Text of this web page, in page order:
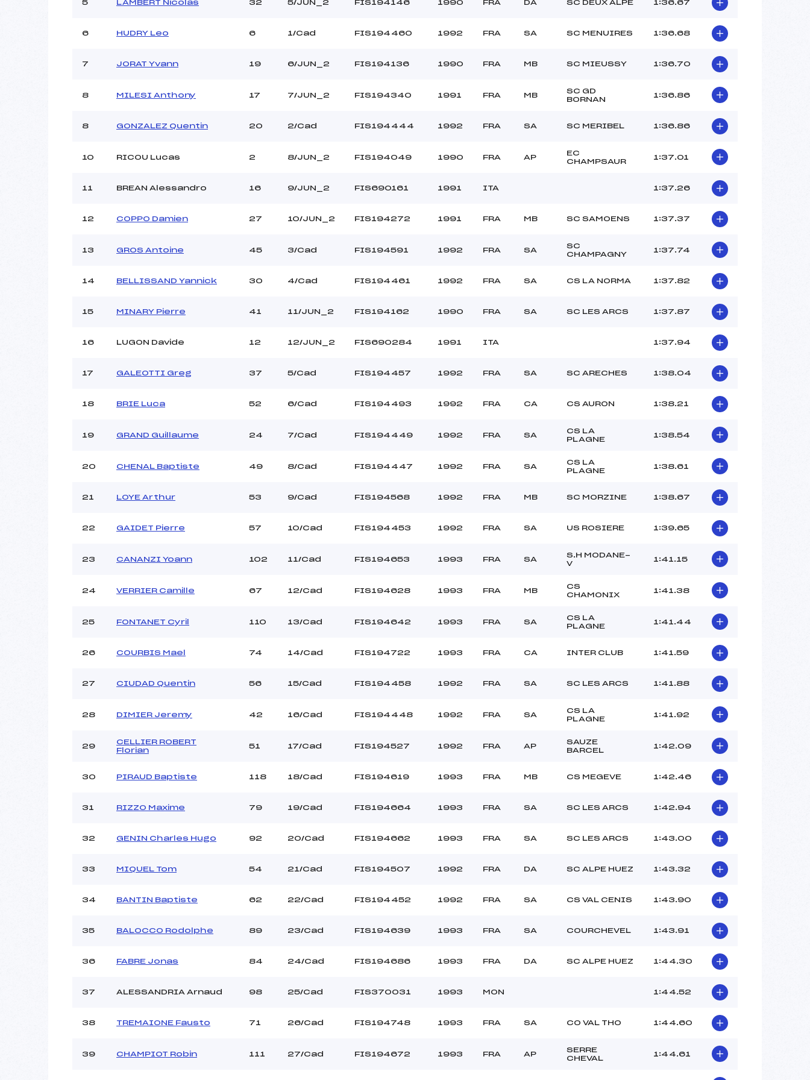
PELLEGRIN ELISE (FRA)
Température arrivée :
Catégorie :
Cad+Jun
5 LAMBERT Nicolas 32 5/JUN_2 FIS194146 1990 FRA DA SC DEUX ALPE 1:36.67
6 HUDRY Leo 6 1/Cad FIS194460 1992 FRA SA SC MENUIRES 1:36.68
7 JORAT Yvann 19 6/JUN_2 FIS194136 1990 FRA MB SC MIEUSSY 1:36.70
8 MILESI Anthony 17 7/JUN_2 FIS194340 1991 FRA MB
SC GD
BORNAN
1:36.86
8 GONZALEZ Quentin 20 2/Cad FIS194444 1992 FRA SA SC MERIBEL 1:36.86
10 RICOU Lucas 2 8/JUN_2 FIS194049 1990 FRA AP
EC
CHAMPSAUR
1:37.01
11 BREAN Alessandro 16 9/JUN_2 FIS690161 1991 ITA 1:37.26
12 COPPO Damien 27 10/JUN_2 FIS194272 1991 FRA MB SC SAMOENS 1:37.37
13 GROS Antoine 45 3/Cad FIS194591 1992 FRA SA
SC
CHAMPAGNY
1:37.74
14 BELLISSAND Yannick 30 4/Cad FIS194461 1992 FRA SA CS LA NORMA 1:37.82
15 MINARY Pierre 41 11/JUN_2 FIS194162 1990 FRA SA SC LES ARCS 1:37.87
16 LUGON Davide 12 12/JUN_2 FIS690284 1991 ITA 1:37.94
17 GALEOTTI Greg 37 5/Cad FIS194457 1992 FRA SA SC ARECHES 1:38.04
18 BRIE Luca 52 6/Cad FIS194493 1992 FRA CA CS AURON 1:38.21
19 GRAND Guillaume 24 7/Cad FIS194449 1992 FRA SA
CS LA
PLAGNE
1:38.54
20 CHENAL Baptiste 49 8/Cad FIS194447 1992 FRA SA
CS LA
PLAGNE
1:38.61
21 LOYE Arthur 53 9/Cad FIS194568 1992 FRA MB SC MORZINE 1:38.67
22 GAIDET Pierre 57 10/Cad FIS194453 1992 FRA SA US ROSIERE 1:39.65
23 CANANZI Yoann 102 11/Cad FIS194653 1993 FRA SA
S.H MODANE-
V
1:41.15
24 VERRIER Camille 67 12/Cad FIS194628 1993 FRA MB
CS
CHAMONIX
1:41.38
25 FONTANET Cyril 110 13/Cad FIS194642 1993 FRA SA
CS LA
PLAGNE
1:41.44
26 COURBIS Mael 74 14/Cad FIS194722 1993 FRA CA INTER CLUB 1:41.59
27 CIUDAD Quentin 56 15/Cad FIS194458 1992 FRA SA SC LES ARCS 1:41.88
28 DIMIER Jeremy 42 16/Cad FIS194448 1992 FRA SA
CS LA
PLAGNE
1:41.92
29
CELLIER ROBERT
Florian
51 17/Cad FIS194527 1992 FRA AP
SAUZE
BARCEL
1:42.09
30 PIRAUD Baptiste 118 18/Cad FIS194619 1993 FRA MB CS MEGEVE 1:42.46
31 RIZZO Maxime 79 19/Cad FIS194664 1993 FRA SA SC LES ARCS 1:42.94
32 GENIN Charles Hugo 92 20/Cad FIS194662 1993 FRA SA SC LES ARCS 1:43.00
33 MIQUEL Tom 54 21/Cad FIS194507 1992 FRA DA SC ALPE HUEZ 1:43.32
34 BANTIN Baptiste 62 22/Cad FIS194452 1992 FRA SA CS VAL CENIS 1:43.90
35 BALOCCO Rodolphe 89 23/Cad FIS194639 1993 FRA SA COURCHEVEL 1:43.91
36 FABRE Jonas 84 24/Cad FIS194686 1993 FRA DA SC ALPE HUEZ 1:44.30
37 ALESSANDRIA Arnaud 98 25/Cad FIS370031 1993 MON 1:44.52
38 TREMAIONE Fausto 71 26/Cad FIS194748 1993 FRA SA CO VAL THO 1:44.60
39 CHAMPIOT Robin 111 27/Cad FIS194672 1993 FRA AP
SERRE
CHEVAL
1:44.61